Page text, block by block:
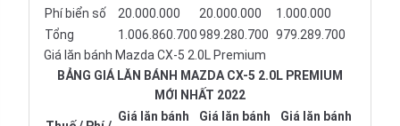
Phí biển số 20.000.000 20.000.000
1.000.000
Tổng
1.006.860.700989.280.700 979.289.700
Giá lăn bánh Mazda CX-5 2.0L Premium
BẢNG GIÁ LĂN BÁNH MAZDA CX-5 2.0L PREMIUM
MỚI NHẤT 2022
Giá lăn bánh
Giá lăn bánh
Giá lăn bánh